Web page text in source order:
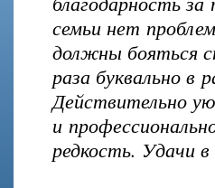
семьи нет
должны бояться
раза буквально в
Действительно
и
редкость. Удачи